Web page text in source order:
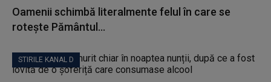
Oamenii schimbă literalmente felul în care se
rotește Pământul...
STIRILE KANAL D